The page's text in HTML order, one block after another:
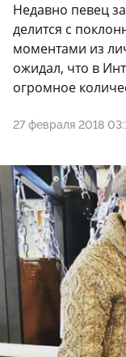
Недавно певец
делится с
моментами из
ожидал, что в
огромное
27 февраля 2018